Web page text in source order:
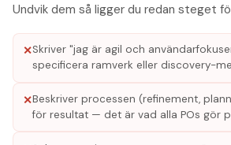
Undvik dem så ligger du redan steget
✕Skriver "jag är agil och
specificera ramverk eller discovery-
✕Beskriver processen (refinement,
för resultat — det är vad alla POs gör